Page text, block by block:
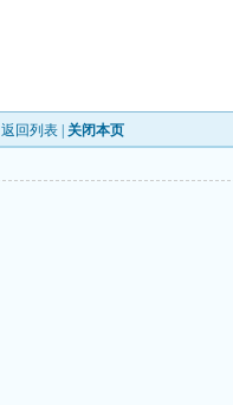
返回列表 关闭本页